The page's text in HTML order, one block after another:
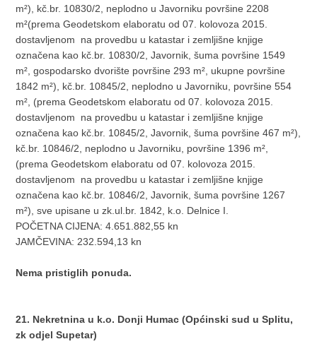
m²), kč.br. 10830/2, neplodno u Javorniku površine 2208
m²(prema Geodetskom elaboratu od 07. kolovoza 2015.
dostavljenom na provedbu u katastar i zemljišne knjige
označena kao kč.br. 10830/2, Javornik, šuma površine 1549
m², gospodarsko dvorište površine 293 m², ukupne površine
1842 m²), kč.br. 10845/2, neplodno u Javorniku, površine 554
m², (prema Geodetskom elaboratu od 07. kolovoza 2015.
dostavljenom na provedbu u katastar i zemljišne knjige
označena kao kč.br. 10845/2, Javornik, šuma površine 467 m²),
kč.br. 10846/2, neplodno u Javorniku, površine 1396 m²,
(prema Geodetskom elaboratu od 07. kolovoza 2015.
dostavljenom na provedbu u katastar i zemljišne knjige
označena kao kč.br. 10846/2, Javornik, šuma površine 1267
m²), sve upisane u zk.ul.br. 1842, k.o. Delnice I.
POČETNA CIJENA: 4.651.882,55 kn
JAMČEVINA: 232.594,13 kn
Nema pristiglih ponuda.
21. Nekretnina u k.o. Donji Humac (Općinski sud u Splitu,
zk odjel Supetar)